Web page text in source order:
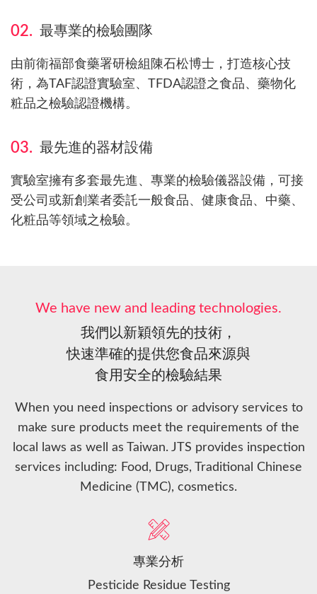
02. 最專業的檢驗團隊
由前衛福部食藥署研檢組陳石松博士，打造核心技
術，為TAF認證實驗室、TFDA認證之食品、藥物化
粧品之檢驗認證機構。
03. 最先進的器材設備
實驗室擁有多套最先進、專業的檢驗儀器設備，可接
受公司或新創業者委託一般食品、健康食品、中藥、
化粧品等領域之檢驗。
We have new and leading technologies.
我們以新穎領先的技術，
快速準確的提供您食品來源與
食用安全的檢驗結果
When you need inspections or advisory services to
make sure products meet the requirements of the
local laws as well as Taiwan. JTS provides inspection
services including: Food, Drugs, Traditional Chinese
Medicine (TMC), cosmetics.
專業分析
Pesticide Residue Testing